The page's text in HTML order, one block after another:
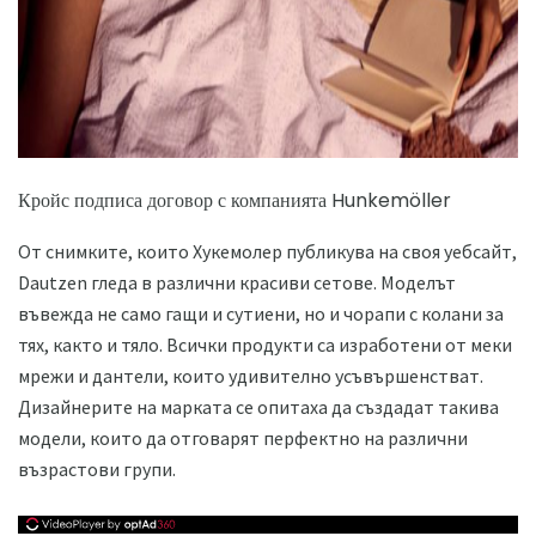
Кройс подписа договор с компанията Hunkemöller
От снимките, които Хукемолер публикува на своя уебсайт,
Dautzen гледа в различни красиви сетове. Моделът
въвежда не само гащи и сутиени, но и чорапи с колани за
тях, както и тяло. Всички продукти са изработени от меки
мрежи и дантели, които удивително усъвършенстват.
Дизайнерите на марката се опитаха да създадат такива
модели, които да отговарят перфектно на различни
възрастови групи.